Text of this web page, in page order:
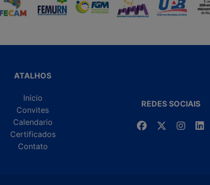
ATALHOS
Início
Convites
Calendario
Certificados
Contato
REDES SOCIAIS